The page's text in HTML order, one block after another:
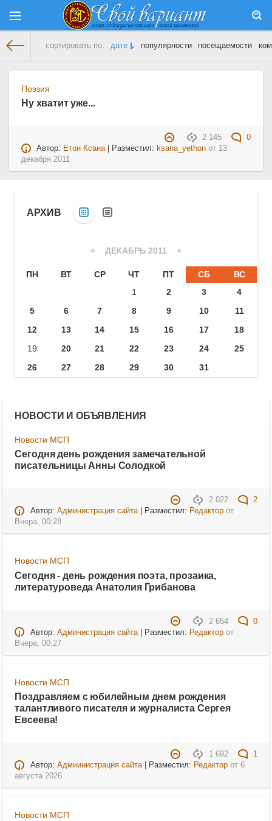
сортировать по: дате популярности посещаемости
Поэзия
Ну хватит уже...
2 145
0
Автор: Етон Ксана| Разместил: ksana_yethon от 13
декабря 2011
АРХИВ
« ДЕКАБРЬ 2011 »
ПН ВТ СР ЧТ ПТ СБ
ВС
1
2 3
4
5
6 7 8 9 10
11
12
13 14 15 16 17
18
19
20 21 22 23 24
25
26
27 28 29 30 31
НОВОСТИ И ОБЪЯВЛЕНИЯ
Новости МСП
Сегодня день рождения замечательной
писательницы Анны Солодкой
2 022
2
Автор: Администрация сайта| Разместил: Редакторот
Вчера, 00:28
Новости МСП
Сегодня - день рождения поэта, прозаика,
литературоведа Анатолия Грибанова
2 654
0
Автор: Администрация сайта| Разместил: Редакторот
Вчера, 00:27
Новости МСП
Поздравляем с юбилейным днем рождения
талантливого писателя и журналиста Сергея
Евсеева!
1 692
1
Автор: Адмиинистрация сайта| Разместил: Редакторот 6
августа 2026
Новости МСП